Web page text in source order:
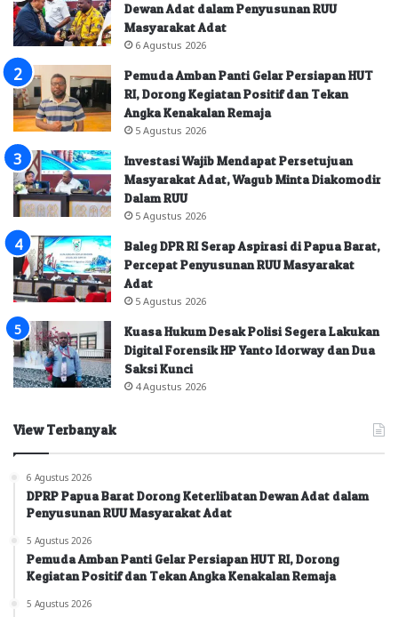
Dewan Adat dalam Penyusunan RUU
Masyarakat Adat
6 Agustus 2026
Pemuda Amban Panti Gelar Persiapan HUT
RI, Dorong Kegiatan Positif dan Tekan
Angka Kenakalan Remaja
5 Agustus 2026
Investasi Wajib Mendapat Persetujuan
Masyarakat Adat, Wagub Minta Diakomodir
Dalam RUU
5 Agustus 2026
Baleg DPR RI Serap Aspirasi di Papua Barat,
Percepat Penyusunan RUU Masyarakat
Adat
5 Agustus 2026
Kuasa Hukum Desak Polisi Segera Lakukan
Digital Forensik HP Yanto Idorway dan Dua
Saksi Kunci
4 Agustus 2026
View Terbanyak
6 Agustus 2026
DPRP Papua Barat Dorong Keterlibatan Dewan Adat dalam
Penyusunan RUU Masyarakat Adat
5 Agustus 2026
Pemuda Amban Panti Gelar Persiapan HUT RI, Dorong
Kegiatan Positif dan Tekan Angka Kenakalan Remaja
5 Agustus 2026